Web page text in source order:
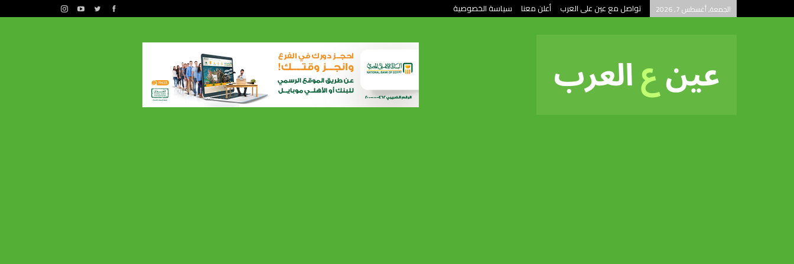
الجمعة, أغسطس 7, 2026 تواصل مع عين على العرب أعلن معنا سياسة الخصوصية